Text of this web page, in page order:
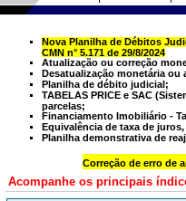
Nova Planilha de Débitos
CMN n° 5.171 de 29/8/2024
Atualização ou correção
Desatualização monetária ou
Planilha de débito judicial;
TABELAS PRICE e SAC
parcelas;
Financiamento Imobiliário -
Equivalência de taxa de
Planilha demonstrativa de
Correção de erro de
Acompanhe os principais